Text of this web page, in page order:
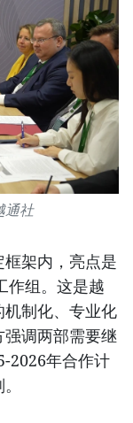
通社
架内，亮点是
作组。这是越
制化、专业化
调两部需要继
2026年合作计